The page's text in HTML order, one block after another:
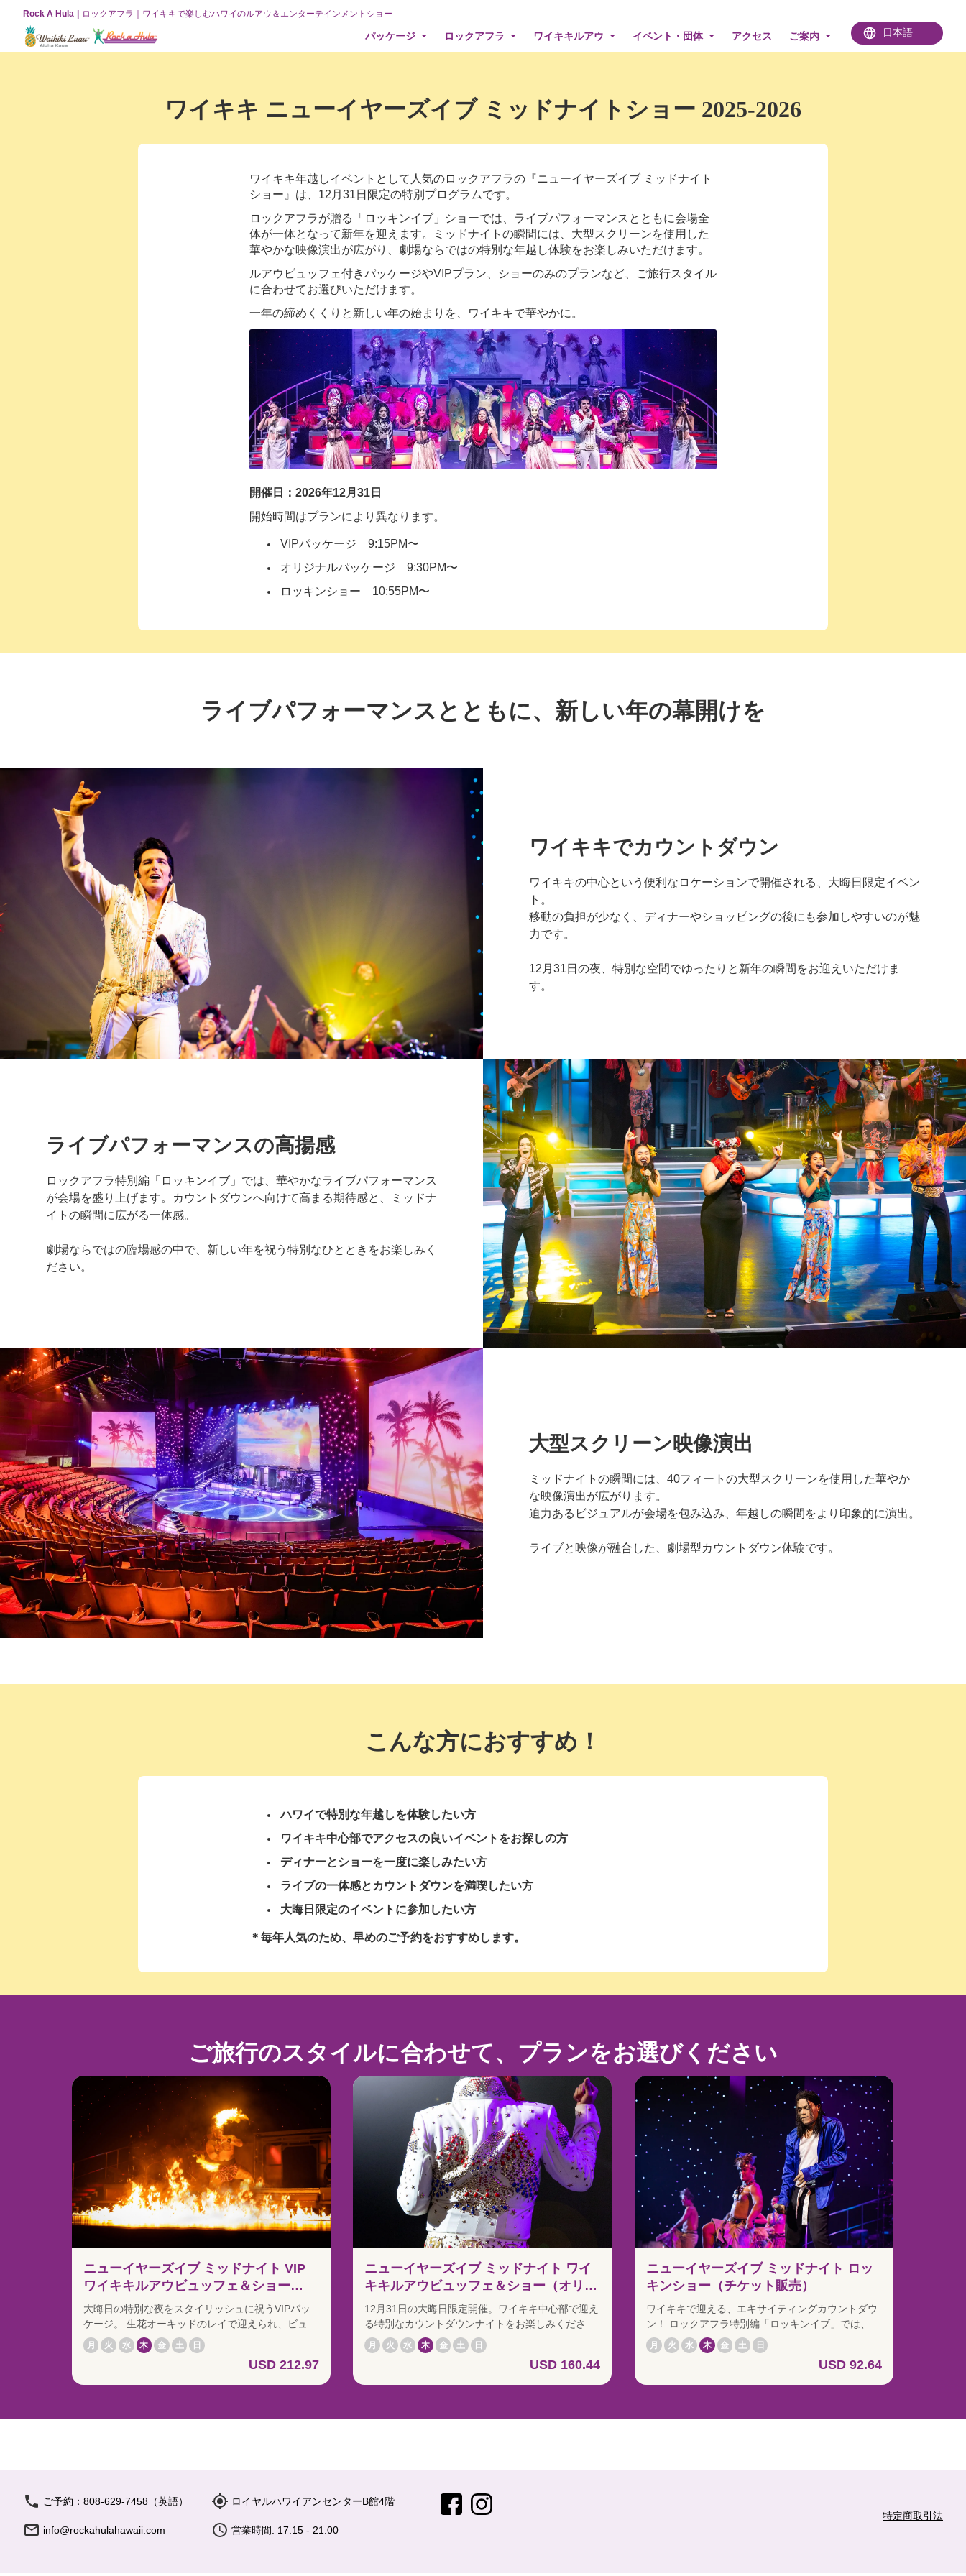
Rock A Hula ロックアフラ｜ワイキキで楽しむハワイのルアウ＆エンターテインメントショー
パッケージ ロックアフラ ワイキキルアウ イベント・団体 アクセス ご案内
ワイキキ ニューイヤーズイブ ミッドナイトショー 2025-2026
ワイキキ年越しイベントとして人気のロックアフラの『ニューイヤーズイブ ミッドナイト
ショー』は、12月31日限定の特別プログラムです。
ロックアフラが贈る「ロッキンイブ」ショーでは、ライブパフォーマンスとともに会場全
体が一体となって新年を迎えます。ミッドナイトの瞬間には、大型スクリーンを使用した
華やかな映像演出が広がり、劇場ならではの特別な年越し体験をお楽しみいただけます。
ルアウビュッフェ付きパッケージやVIPプラン、ショーのみのプランなど、ご旅行スタイル
に合わせてお選びいただけます。
一年の締めくくりと新しい年の始まりを、ワイキキで華やかに。
開催日：2026年12月31日
開始時間はプランにより異なります。
VIPパッケージ 9:15PM〜
オリジナルパッケージ 9:30PM〜
ロッキンショー 10:55PM〜
ライブパフォーマンスとともに、新しい年の幕開けを
ワイキキでカウントダウン
ワイキキの中心という便利なロケーションで開催される、大晦日限定イベン
ト。
移動の負担が少なく、ディナーやショッピングの後にも参加しやすいのが魅
力です。
12月31日の夜、特別な空間でゆったりと新年の瞬間をお迎えいただけま
す。
ライブパフォーマンスの高揚感
ロックアフラ特別編「ロッキンイブ」では、華やかなライブパフォーマンス
が会場を盛り上げます。カウントダウンへ向けて高まる期待感と、ミッドナ
イトの瞬間に広がる一体感。
劇場ならではの臨場感の中で、新しい年を祝う特別なひとときをお楽しみく
ださい。
大型スクリーン映像演出
ミッドナイトの瞬間には、40フィートの大型スクリーンを使用した華やか
な映像演出が広がります。
迫力あるビジュアルが会場を包み込み、年越しの瞬間をより印象的に演出。
ライブと映像が融合した、劇場型カウントダウン体験です。
こんな方におすすめ！
ハワイで特別な年越しを体験したい方
ワイキキ中心部でアクセスの良いイベントをお探しの方
ディナーとショーを一度に楽しみたい方
ライブの一体感とカウントダウンを満喫したい方
大晦日限定のイベントに参加したい方
＊毎年人気のため、早めのご予約をおすすめします。
ご旅行のスタイルに合わせて、プランをお選びください
ニューイヤーズイブ ミッドナイト VIP
ワイキキルアウビュッフェ＆ショー
（VIPパッケージ）
大晦日の特別な夜をスタイリッシュに祝うVIPパッ
ケージ。 生花オーキッドのレイで迎えられ、ビュッ
フェ優先案内とプレミアムドリンク付きで始まる華
やかなディナータイム。ワイキキルアウの後は、ロ
イヤルハワイアンシアターのVIP席からミッドナイ
ト特別ショーをご鑑賞いただけます。 ライブパフォ
月 火 水 木 金 土 日
USD 212.97
ニューイヤーズイブ ミッドナイト ワイ
キキルアウビュッフェ＆ショー（オリジ
ナルパッケージ）
12月31日の大晦日限定開催。ワイキキ中心部で迎え
る特別なカウントダウンナイトをお楽しみくださ
い！ ワイキキルアウのハワイアンビュッフェディナ
ーと、ロックアフラのミッドナイトショーがセット
になった大晦日限定パッケージ。カルアポークやロ
ーストビーフなどのルアウ料理を、ハワイアンミュ
スペシャルイベントです。
月 火 水 木 金 土 日
USD 160.44
ニューイヤーズイブ ミッドナイト ロッ
キンショー（チケット販売）
ワイキキで迎える、エキサイティングカウントダウ
ン！ ロックアフラ特別編「ロッキンイブ」では、通
常公演とは異なる大晦日限定プログラムをお届けし
ます。ライブパフォーマンスとともに会場全体が一
体となり、ミッドナイトへ向けてカウントダウンで
盛り上がりましょう。 新年の瞬間には、40フィート
月 火 水 木 金 土 日
USD 92.64
ご予約：808-629-7458（英語）
info@rockahulahawaii.com
ロイヤルハワイアンセンターB館4階
営業時間: 17:15 - 21:00
特定商取引法